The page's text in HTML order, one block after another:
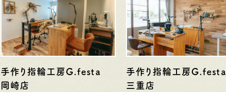
手作り指輪工房G.festa
岡崎店
手作り指輪工房G.festa
三重店